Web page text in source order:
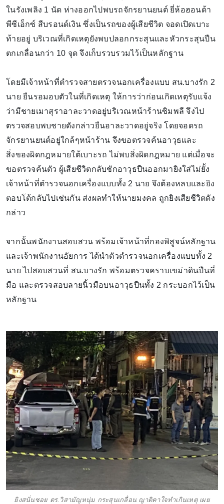
ในรังเพลิง 1 นัด ห่างออกไปพบรถจักรยานยนต์ ยี่ห้อฮอนด้า
พีซีเอ็กซ์ สีบรอนด์เงิน ซึ่งเป็นรถของผู้เสียชีวิต จอดเปิดเบาะ
ท้ายอยู่ บริเวณที่เกิดเหตุยังพบปลอกกระสุนและหัวกระสุนปืน
ตกเกลื่อนกว่า 10 จุด จึงเก็บรวบรวมไว้เป็นหลักฐาน
โดยมีเจ้าหน้าที่ตำรวจสายตรวจนอกเครื่องแบบ สน.บางรัก 2
นาย ยืนรอมอบตัวในที่เกิดเหตุ ให้การว่าก่อนเกิดเหตุรับแจ้ง
ว่ามีชายเมาสุราอาละวาดอยู่บริเวณหน้าร้านซิมพลี จึงไป
ตรวจสอบพบชายดังกล่าวยืนอาละวาดอยู่จริง โดยจอดรถ
จักรยานยนต์อยู่ใกล้ๆหน้าร้าน จึงขอตรวจค้นอาวุธและ
สิ่งของผิดกฎหมายใต้เบาะรถ ไม่พบสิ่งผิดกฎหมาย แต่เมื่อจะ
ขอตรวจค้นตัว ผู้เสียชีวิตกลับชักอาวุธปืนออกมายิงใส่ไม่ยั้ง
เจ้าหน้าที่ตำรวจนอกเครื่องแบบทั้ง 2 นาย จึงต้องหลบและยิง
ตอบโต้กลับไปเช่นกัน ส่งผลทำให้นายมงคล ถูกยิงเสียชีวิตดัง
กล่าว
จากนั้นพนักงานสอบสวน พร้อมเจ้าหน้าที่กองพิสูจน์หลักฐาน
และเจ้าพนักงานอัยการ ได้นำตัวตำรวจนอกเครื่องแบบทั้ง 2
นาย ไปสอบสวนที่ สน.บางรัก พร้อมตรวจคราบเขม่าดินปืนที่
มือ และตรวจสอบลายนิ้วมือบนอาวุธปืนทั้ง 2 กระบอกไว้เป็น
หลักฐาน
ยิงสนั่นซอย ตร.วิสามัญหนุ่ม กระสุนเกลื่อน ญาติคาใจทำเกินเหตุ เผย